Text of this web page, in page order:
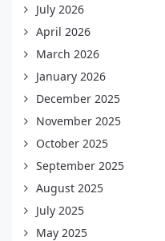
July 2026
April 2026
March 2026
January 2026
December 2025
November 2025
October 2025
September 2025
August 2025
July 2025
May 2025